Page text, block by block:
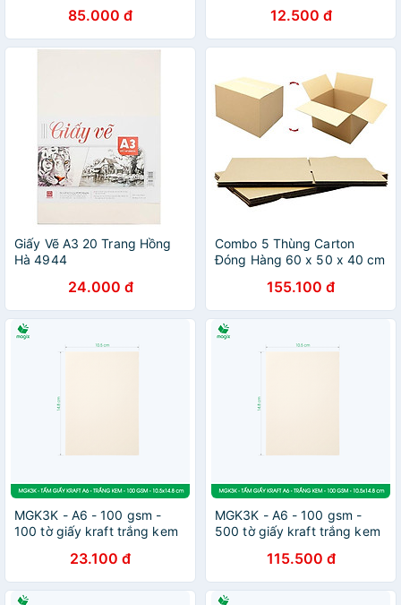
85.000 đ 12.500 đ
Giấy Vẽ A3 20 Trang Hồng
Hà 4944
24.000 đ
Combo 5 Thùng Carton
Đóng Hàng 60 x 50 x 40 cm
155.100 đ
MGK3K - A6 - 100 gsm -
100 tờ giấy kraft trắng kem
ruột sổ, vẽ phác thảo
23.100 đ
MGK3K - A6 - 100 gsm -
500 tờ giấy kraft trắng kem
ruột sổ, vẽ phác thảo
115.500 đ